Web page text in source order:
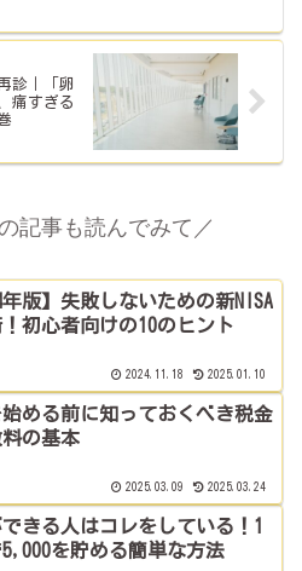
診｜「卵
痛すぎる
記事も読んでみて／
年版】失敗しないための新NISA
初心者向けの10のヒント
2024.11.18 2025.01.10
める前に知っておくべき税金
料の基本
2025.03.09 2025.03.24
きる人はコレをしている！1
5,000を貯める簡単な方法